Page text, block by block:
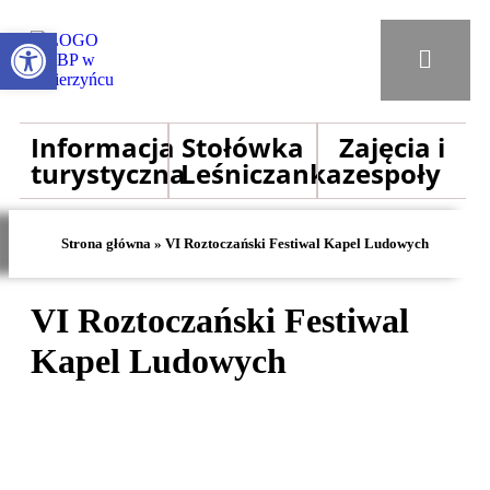
Informacja
turystyczna
Stołówka
Leśniczanka
Zajęcia i
zespoły
Strona główna » VI Roztoczański Festiwal Kapel Ludowych
VI Roztoczański Festiwal
Kapel Ludowych
Otwórz pasek narzędzi